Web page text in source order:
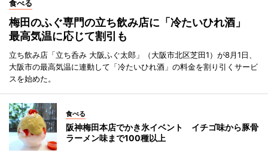
食べる
梅田のふぐ専門の立ち飲み店に「冷たいひれ酒」
最高気温に応じて割引も
立ち飲み店「立ち呑み 大阪ふぐ太郎」（大阪市北区芝田1）が8月1日、
大阪市の最高気温に連動して「冷たいひれ酒」の料金を割り引くサービ
スを始めた。
食べる
阪神梅田本店でかき氷イベント イチゴ味から豚骨
ラーメン味まで100種以上